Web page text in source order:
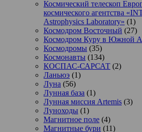
Космический телескоп
космического агентства
Astrophysics Laboratory» (1)
Космодром Восточный (27)
Космодром Куру в Южной
Космодромы (35)
Космонавты (134)
КОСПАС-САРСАТ (2)
Ланьюэ (1)
Луна (56)
Лунная база (1)
Лунная миссия Artemis (3)
Луноходы (1)
Магнитное поле (4)
Магнитные бури (11)